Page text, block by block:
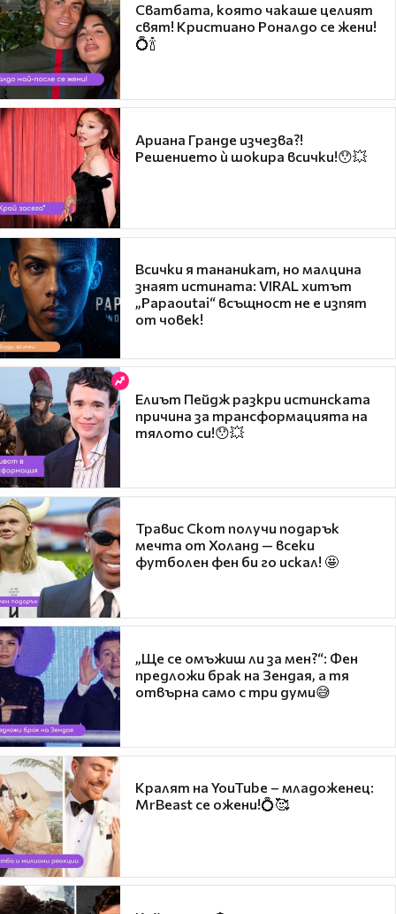
Сватбата, която чакаше целият
свят! Кристиано Роналдо се жени!
💍🍾
Ариана Гранде изчезва?!
Решението ѝ шокира всички!😯💥
Всички я тананикат, но малцина
знаят истината: VIRAL хитът
„Papaoutai“ всъщност не е изпят
от човек!
Елиът Пейдж разкри истинската
причина за трансформацията на
тялото си!😯💥
Травис Скот получи подарък
мечта от Холанд — всеки
футболен фен би го искал! 🤩
„Ще се омъжиш ли за мен?“: Фен
предложи брак на Зендая, а тя
отвърна само с три думи😅
Кралят на YouTube – младоженец:
MrBeast се ожени!💍🥰